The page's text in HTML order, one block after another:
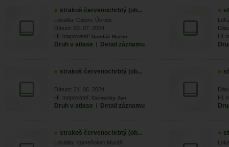
strakoš červenochrbtý (ob...
Lokalita: Cabov, Úvrate
Dátum: 03. 07. 2024
Hl. mapovateľ: Danilák Martin
Druh v atlase | Detail záznamu
Hl.
strakoš červenochrbtý (ob...
Dátum: 21. 06. 2024
Hl. mapovateľ: Cernecky Jan
Druh v atlase | Detail záznamu
Hl.
strakoš červenochrbtý (ob...
Lokalita: Kameňolom Muráň